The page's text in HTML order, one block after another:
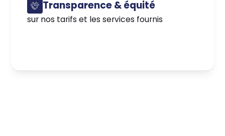
Transparence & équité
sur nos tarifs et les services fournis